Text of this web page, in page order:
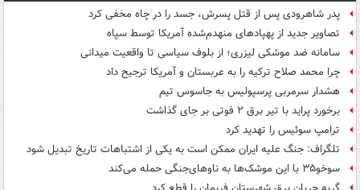
پدر شاهرودی پس از قتل پسرش، جسد را در چاه مخفی کرد
تصاویر جدید از پهپادهای منهدم‌شده آمریکا توسط سپاه
سامانه ضد موشکی لیزری؛ از بلوف سیاسی تا واقعیت میدانی
چرا محمد صلاح ترکیه را به عربستان و آمریکا ترجیح داد
هشدار سرمربی پرسپولیس به جاسوس تیم
برخورد پراید با تیر برق ۲ فوتی بر جای گذاشت
ترامپ سوئیس را تهدید کرد
تلگراف: جنگ علیه ایران ممکن است به یکی از اشتباهات تاریخ تبدیل شود
سوخو۳۵ با این موشک‌ها به ناوهای‌جنگی حمله می‌کند